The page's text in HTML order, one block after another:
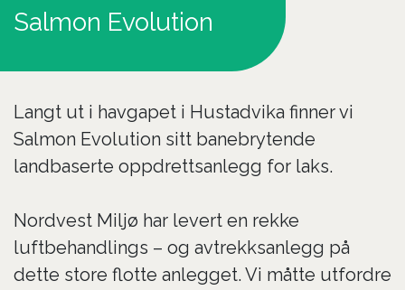
Salmon Evolution
Langt ut i havgapet i Hustadvika finner vi
Salmon Evolution sitt banebrytende
landbaserte oppdrettsanlegg for laks.
Nordvest Miljø har levert en rekke
luftbehandlings – og avtrekksanlegg på
dette store flotte anlegget. Vi måtte utfordre